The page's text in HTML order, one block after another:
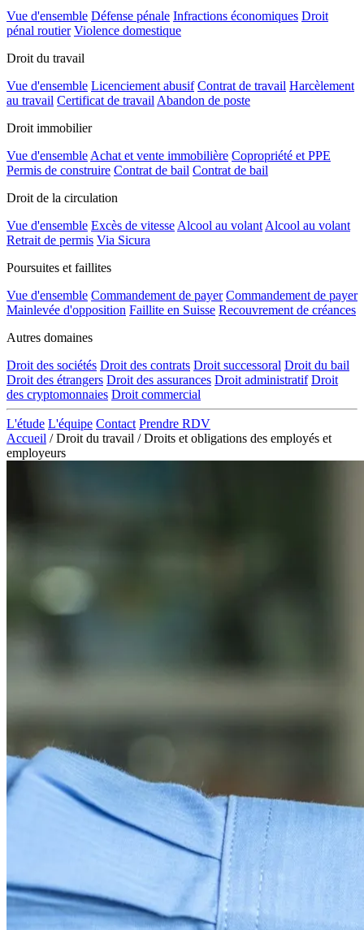
Vue d'ensemble Défense pénale Infractions économiques Droit
pénal routier Violence domestique
Droit du travail
Vue d'ensemble Licenciement abusif Contrat de travail Harcèlement
au travail Certificat de travail Abandon de poste
Droit immobilier
Vue d'ensemble Achat et vente immobilière Copropriété et PPE
Permis de construire Contrat de bail Contrat de bail
Droit de la circulation
Vue d'ensemble Excès de vitesse Alcool au volant Alcool au volant
Retrait de permis Via Sicura
Poursuites et faillites
Vue d'ensemble Commandement de payer Commandement de payer
Mainlevée d'opposition Faillite en Suisse Recouvrement de créances
Autres domaines
Droit des sociétés Droit des contrats Droit successoral Droit du bail
Droit des étrangers Droit des assurances Droit administratif Droit
des cryptomonnaies Droit commercial
L'étude L'équipe Contact Prendre RDV
Accueil / Droit du travail / Droits et obligations des employés et
employeurs